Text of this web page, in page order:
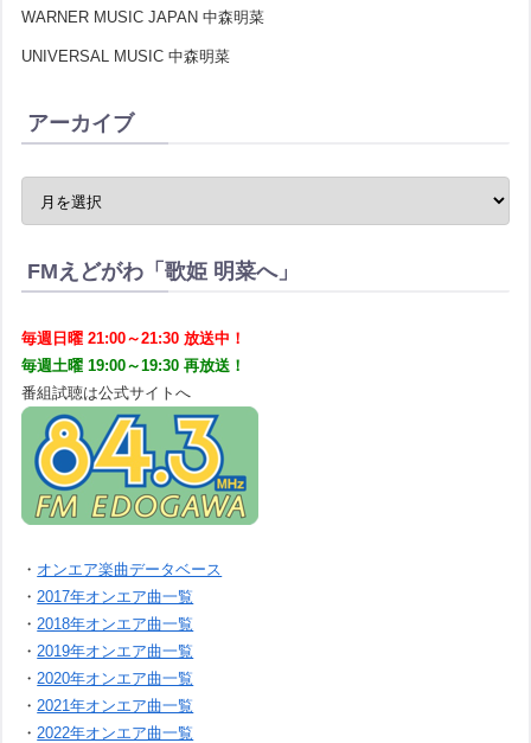
WARNER MUSIC JAPAN 中森明菜
UNIVERSAL MUSIC 中森明菜
アーカイブ
FMえどがわ「歌姫 明菜へ」
毎週日曜 21:00～21:30 放送中！
毎週土曜 19:00～19:30 再放送！
番組試聴は公式サイトへ
・ オンエア楽曲データベース
・ 2017年オンエア曲一覧
・ 2018年オンエア曲一覧
・ 2019年オンエア曲一覧
・ 2020年オンエア曲一覧
・ 2021年オンエア曲一覧
・ 2022年オンエア曲一覧